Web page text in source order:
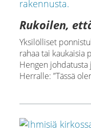
Rukoilen,
Yksilölliset
rahaa tai kaukaisia
Hengen johdatusta
Herralle: ”Tässä